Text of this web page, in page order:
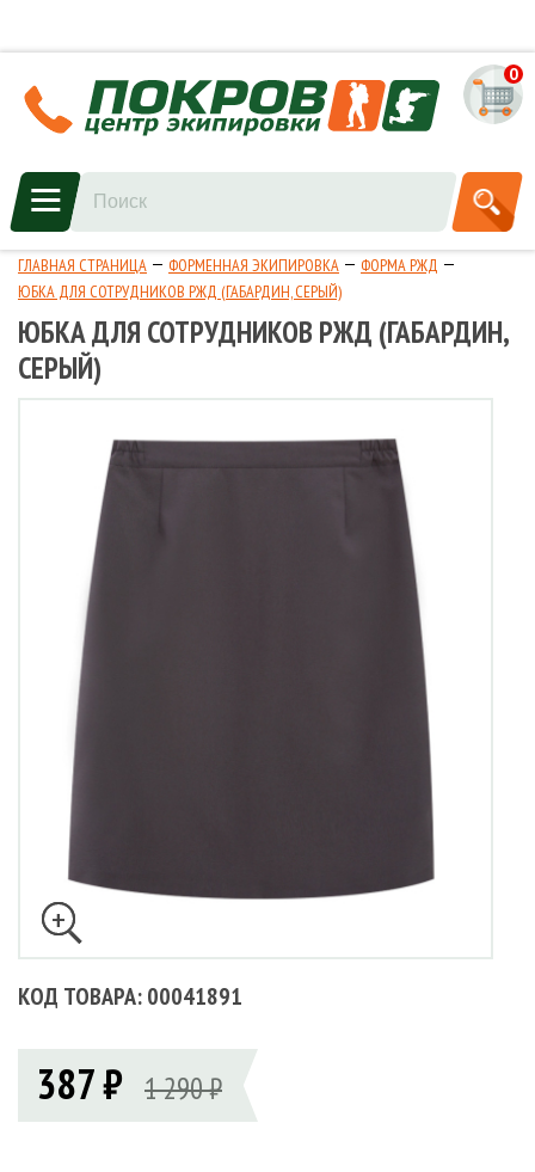
0
ГЛАВНАЯ СТРАНИЦА ФОРМЕННАЯ ЭКИПИРОВКА
ФОРМА РЖД
ЮБКА ДЛЯ СОТРУДНИКОВ РЖД (ГАБАРДИН, СЕРЫЙ)
ЮБКА ДЛЯ СОТРУДНИКОВ РЖД (ГАБАРДИН,
СЕРЫЙ)
КОД ТОВАРА: 00041891
387 ₽ 1 290 ₽